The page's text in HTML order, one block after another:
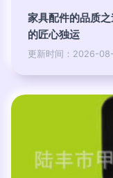
家具配件的品质
的匠心独运
更新时间：2026-